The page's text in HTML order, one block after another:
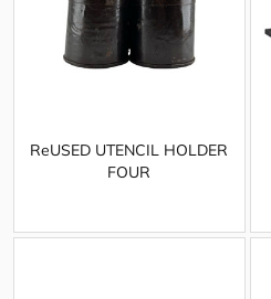
ReUSED UTENCIL HOLDER
FOUR